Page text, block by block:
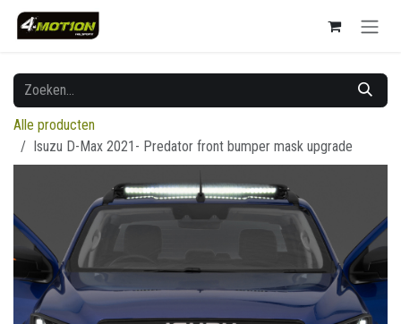
Overslaan naar inhoud
Alle producten
Isuzu D-Max 2021- Predator front bumper mask upgrade